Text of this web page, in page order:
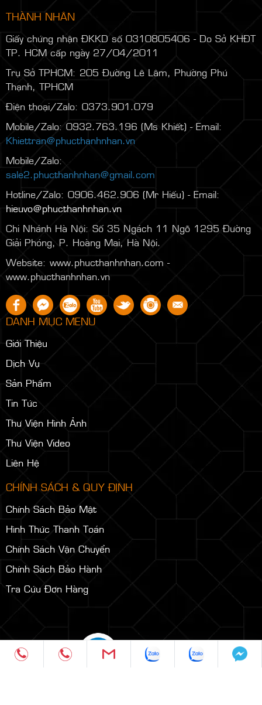
THÀNH NHÂN
Giấy chứng nhận ĐKKD số 0310805406 - Do Sở KHĐT
TP. HCM cấp ngày 27/04/2011
Trụ Sở TPHCM: 205 Đường Lê Lâm, Phường Phú
Thạnh, TPHCM
Điện thoại/Zalo: 0373.901.079
Mobile/Zalo: 0932.763.196 (Ms Khiết) - Email:
Khiettran@phucthanhnhan.vn
Mobile/Zalo:
0986.272.500
sale2.phucthanhnhan@gmail.com
Hotline/Zalo: 0906.462.906 (Mr Hiếu) - Email:
hieuvo@phucthanhnhan.vn
Chi Nhánh Hà Nội: Số 35 Ngách 11 Ngõ 1295 Đường
Giải Phóng, P. Hoàng Mai, Hà Nội.
Website: www.phucthanhnhan.com -
www.phucthanhnhan.vn
DANH MỤC MENU
Giới Thiệu
Dịch Vụ
Sản Phẩm
Tin Tức
Thư Viện Hình Ảnh
Thư Viện Video
Liên Hệ
CHÍNH SÁCH & QUY ĐỊNH
Chính Sách Bảo Mật
Hình Thức Thanh Toán
Chính Sách Vận Chuyển
Chính Sách Bảo Hành
Tra Cứu Đơn Hàng